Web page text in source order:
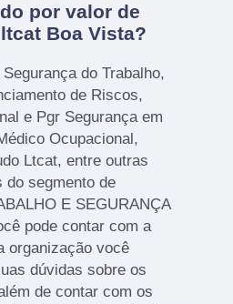
por valor de
Boa Vista?
do Trabalho,
de Riscos,
e Pgr Segurança em
Ocupacional,
Ltcat, entre outras
do segmento de
E SEGURANÇA
pode contar com a
organização você
dúvidas sobre os
de contar com os